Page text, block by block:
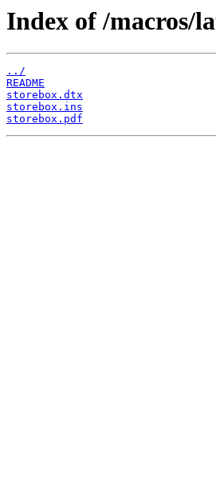
Index of /macros/
../
README
storebox.dtx
storebox.ins
storebox.pdf